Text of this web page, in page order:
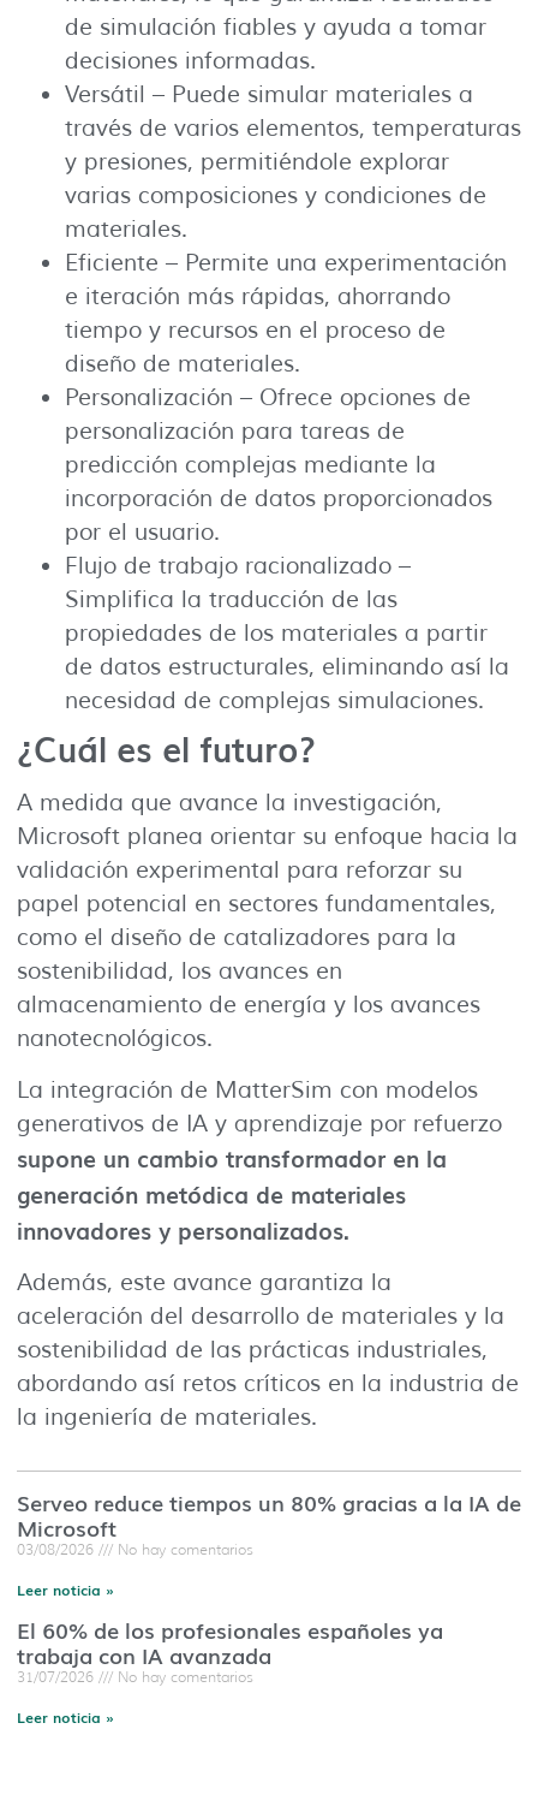
de simulación fiables y ayuda a tomar
decisiones informadas.
Versátil – Puede simular materiales a
través de varios elementos, temperaturas
y presiones, permitiéndole explorar
varias composiciones y condiciones de
materiales.
Eficiente – Permite una experimentación
e iteración más rápidas, ahorrando
tiempo y recursos en el proceso de
diseño de materiales.
Personalización – Ofrece opciones de
personalización para tareas de
predicción complejas mediante la
incorporación de datos proporcionados
por el usuario.
Flujo de trabajo racionalizado –
Simplifica la traducción de las
propiedades de los materiales a partir
de datos estructurales, eliminando así la
necesidad de complejas simulaciones.
¿Cuál es el futuro?
A medida que avance la investigación,
Microsoft planea orientar su enfoque hacia la
validación experimental para reforzar su
papel potencial en sectores fundamentales,
como el diseño de catalizadores para la
sostenibilidad, los avances en
almacenamiento de energía y los avances
nanotecnológicos.
La integración de MatterSim con modelos
generativos de IA y aprendizaje por refuerzo
supone un cambio transformador en la
generación metódica de materiales
innovadores y personalizados.
Además, este avance garantiza la
aceleración del desarrollo de materiales y la
sostenibilidad de las prácticas industriales,
abordando así retos críticos en la industria de
la ingeniería de materiales.
Serveo reduce tiempos un 80% gracias a la IA de
Microsoft
03/08/2026 No hay comentarios
Leer noticia »
El 60% de los profesionales españoles ya
trabaja con IA avanzada
31/07/2026 No hay comentarios
Leer noticia »